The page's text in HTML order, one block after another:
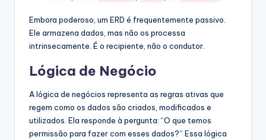
Embora poderoso, um ERD é frequentemente passivo.
Ele armazena dados, mas não os processa
intrinsecamente. É o recipiente, não o condutor.
Lógica de Negócio
A lógica de negócios representa as regras ativas que
regem como os dados são criados, modificados e
utilizados. Ela responde à pergunta: “O que temos
permissão para fazer com esses dados?” Essa lógica